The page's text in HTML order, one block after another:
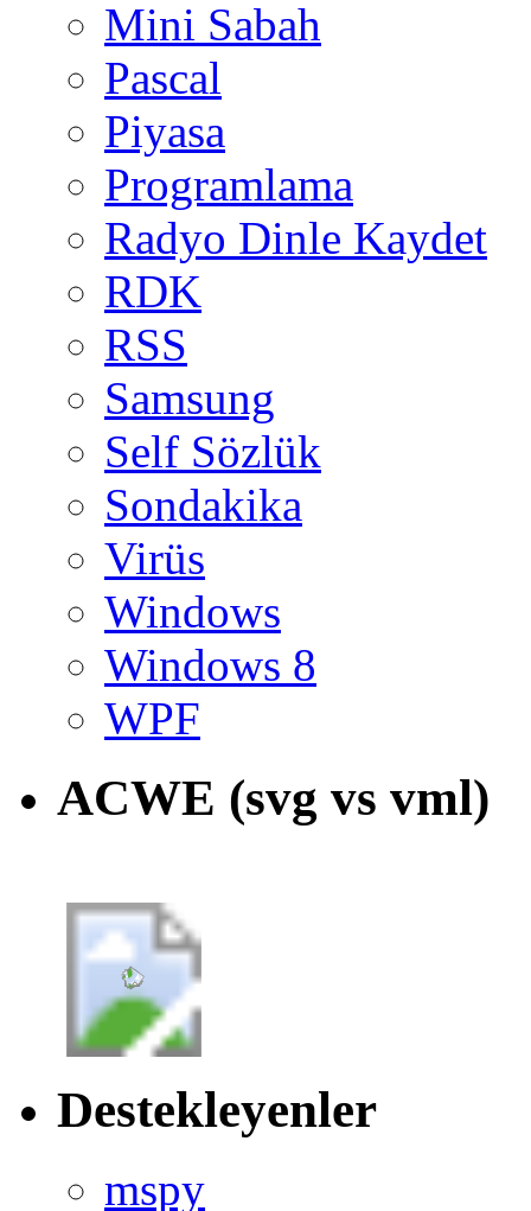
Mini Sabah
Pascal
Piyasa
Programlama
Radyo Dinle Kaydet
RDK
RSS
Samsung
Self Sözlük
Sondakika
Virüs
Windows
Windows 8
WPF
ACWE (svg vs vml)
Destekleyenler
mspy